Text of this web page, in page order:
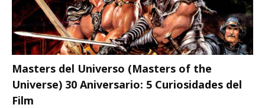
Masters del Universo (Masters of the
Universe) 30 Aniversario: 5 Curiosidades del
Film